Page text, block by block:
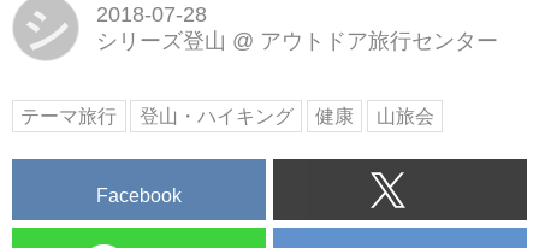
シ
2018-07-28
シリーズ登山 @ アウトドア旅行センター
テーマ旅行 登山・ハイキング 健康 山旅会
Facebook